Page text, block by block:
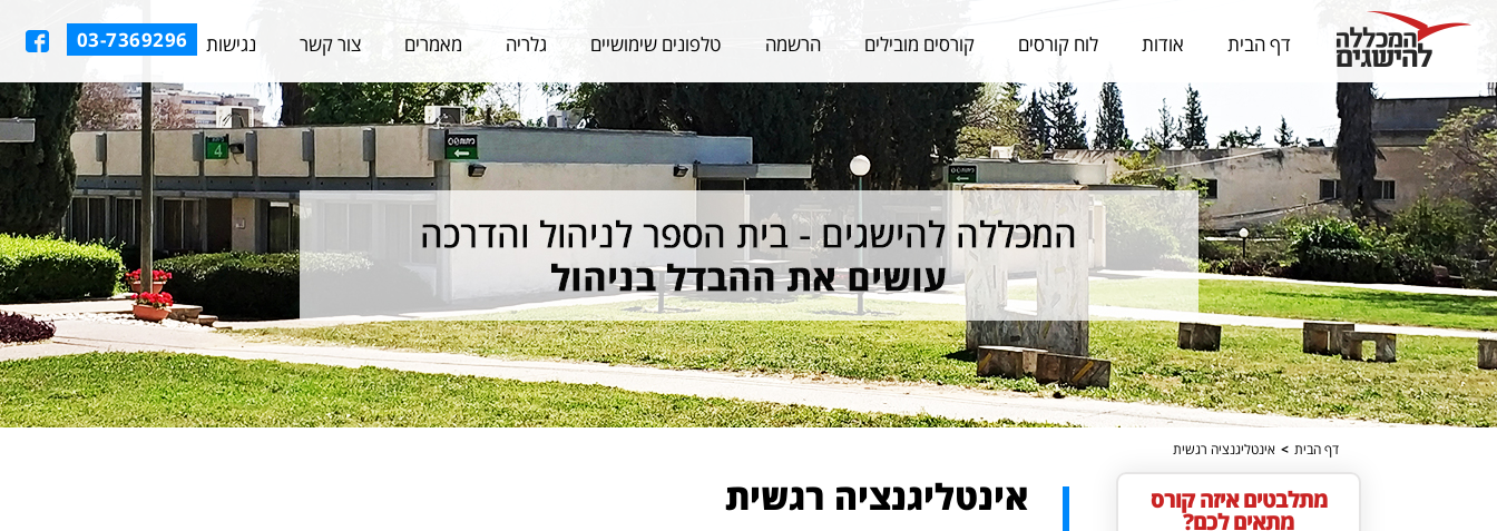
דף הבית אודות לוח קורסים קורסים מובילים הרשמה טלפונים שימושיים גלריה מאמרים צור קשר נגישות 03-7369296
דף הבית > אינטליגנציה רגשית
מתלבטים איזה קורס
מתאים לכם?
אינטליגנציה רגשית